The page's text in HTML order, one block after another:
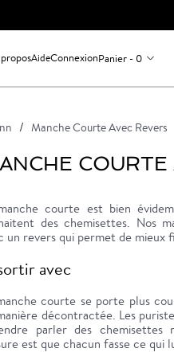
AideConnexionPanier - 0
Manche Courte Avec Revers
COURTE
courte est bien
des chemisettes. Nos
un revers qui permet de mieux
avec
courte se porte plus
décontractée. Les
parler des chemisettes
est que chacun fasse ce qui